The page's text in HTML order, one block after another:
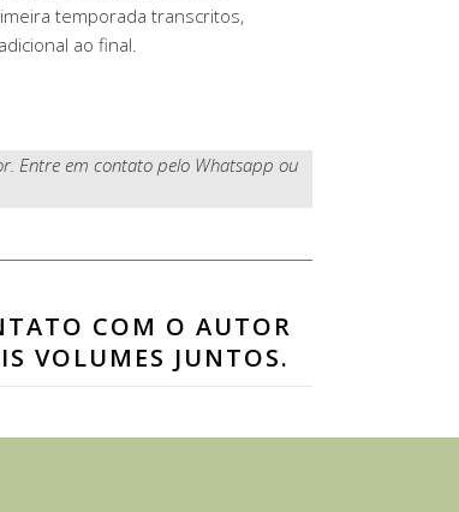
temporada transcritos,
ao final.
Entre em contato pelo Whatsapp ou
COM O AUTOR
VOLUMES JUNTOS.